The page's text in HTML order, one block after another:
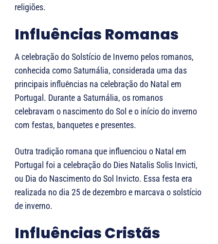
religiões.
Influências Romanas
A celebração do Solstício de Inverno pelos romanos,
conhecida como Saturnália, considerada uma das
principais influências na celebração do Natal em
Portugal. Durante a Saturnália, os romanos
celebravam o nascimento do Sol e o início do inverno
com festas, banquetes e presentes.
Outra tradição romana que influenciou o Natal em
Portugal foi a celebração do Dies Natalis Solis Invicti,
ou Dia do Nascimento do Sol Invicto. Essa festa era
realizada no dia 25 de dezembro e marcava o solstício
de inverno.
Influências Cristãs